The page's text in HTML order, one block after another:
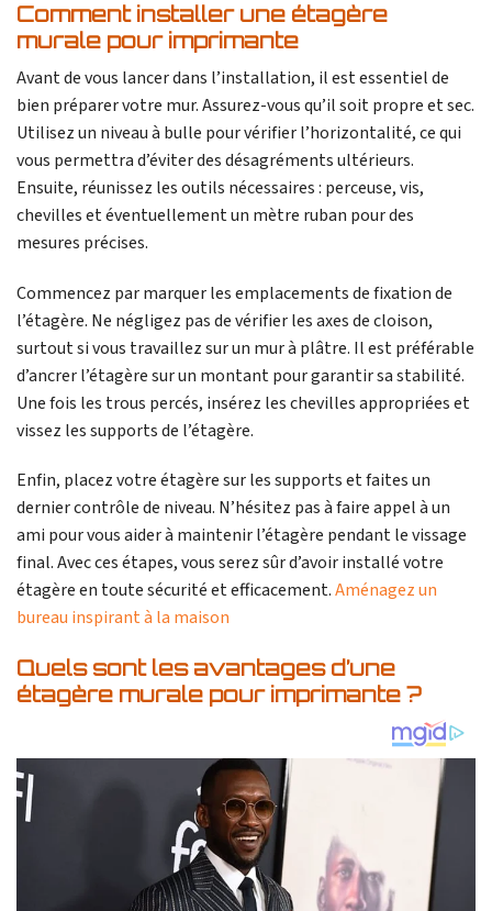
Comment installer une étagère
murale pour imprimante
Avant de vous lancer dans l’installation, il est essentiel de
bien préparer votre mur. Assurez-vous qu’il soit propre et sec.
Utilisez un niveau à bulle pour vérifier l’horizontalité, ce qui
vous permettra d’éviter des désagréments ultérieurs.
Ensuite, réunissez les outils nécessaires : perceuse, vis,
chevilles et éventuellement un mètre ruban pour des
mesures précises.
Commencez par marquer les emplacements de fixation de
l’étagère. Ne négligez pas de vérifier les axes de cloison,
surtout si vous travaillez sur un mur à plâtre. Il est préférable
d’ancrer l’étagère sur un montant pour garantir sa stabilité.
Une fois les trous percés, insérez les chevilles appropriées et
vissez les supports de l’étagère.
Enfin, placez votre étagère sur les supports et faites un
dernier contrôle de niveau. N’hésitez pas à faire appel à un
ami pour vous aider à maintenir l’étagère pendant le vissage
final. Avec ces étapes, vous serez sûr d’avoir installé votre
étagère en toute sécurité et efficacement.Aménagez un
bureau inspirant à la maison
Quels sont les avantages d’une
étagère murale pour imprimante ?